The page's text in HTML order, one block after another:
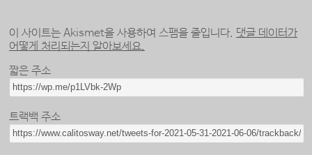
이 사이트는 Akismet을 사용하여 스팸을 줄입니다. 댓글 데이터가
어떻게 처리되는지 알아보세요.
짧은 주소
트랙백 주소